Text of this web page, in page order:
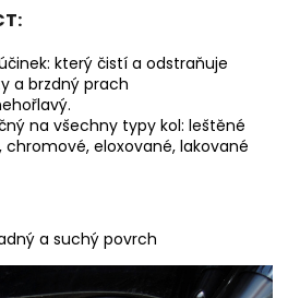
který čistí a odstraňuje
a brzdný prach
na všechny typy kol: leštěné
chromové, eloxované, lakované
a suchý povrch